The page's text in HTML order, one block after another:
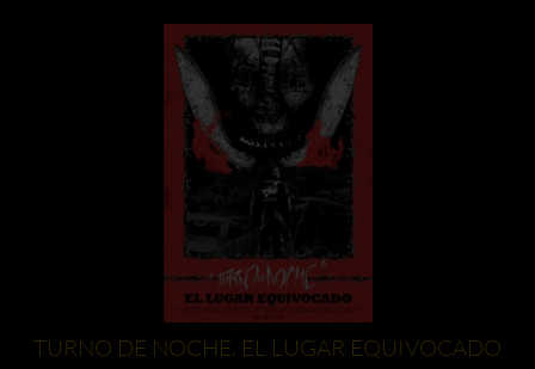
TURNO DE NOCHE. EL LUGAR EQUIVOCADO